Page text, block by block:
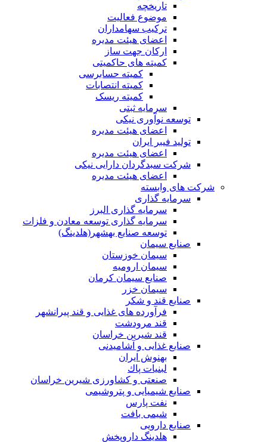
تاریخچه
موضوع فعالیت
ترکیب سهامداران
اعضای هیئت مدیره
ارکان جهت ساز
کمیته های حاکمیتی
کمیته حسابرسی
کمیته انتصابات
کمیته ریسک
سرمایه ثبتی
توسعه نوآوری نیکی
اعضای هیئت مدیره
تولید فیبر ایران
اعضای هیئت مدیره
شرکت سبدگردان دارایی نیکی
اعضای هیئت مدیره
شرکت های وابسته
سرمایه گذاری
سرمایه گذاری البرز
سرمایه گذاری توسعه معادن و فلزات
توسعه‌ صنایع‌ بهشهر(هلدینگ)
صنایع سیمان
سیمان خوزستان
سیمان ارومیه
صنایع سیمان کرمان
سیمان خزر
صنایع قند و شکر
فرآورده های غذایی و قند پیرانشهر
قند مرودشت
قند شیرین خراسان
صنایع غذايی و آشاميدنی
بهنوش ایران
لبنيات پاك
صنعتی و کشاورزی شیرین خراسان
صنایع شیمیایی و پتروشیمی
نفت پارس
شیمی بافت
صنایع دارویی
هلدینگ داروپخش